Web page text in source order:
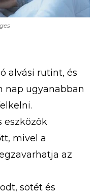
alvási rutint, és
nap ugyanabban
eszközök
mivel a
az
sötét és